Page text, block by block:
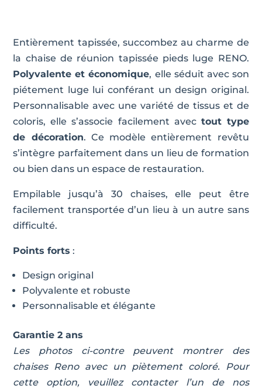
Entièrement tapissée, succombez au charme de
la chaise de réunion tapissée pieds luge RENO.
Polyvalente et économique, elle séduit avec son
piétement luge lui conférant un design original.
Personnalisable avec une variété de tissus et de
coloris, elle s’associe facilement avec tout type
de décoration. Ce modèle entièrement revêtu
s’intègre parfaitement dans un lieu de formation
ou bien dans un espace de restauration.
Empilable jusqu’à 30 chaises, elle peut être
facilement transportée d’un lieu à un autre sans
difficulté.
Points forts :
Design original
Polyvalente et robuste
Personnalisable et élégante
Garantie 2 ans
Les photos ci-contre peuvent montrer des
chaises Reno avec un piètement coloré. Pour
cette option, veuillez contacter l’un de nos